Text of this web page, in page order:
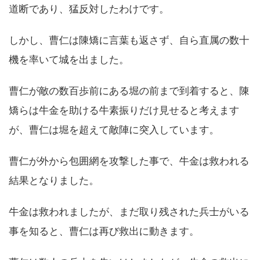
道断であり、猛反対したわけです。
しかし、曹仁は陳矯に言葉も返さず、自ら直属の数十
機を率いて城を出ました。
曹仁が敵の数百歩前にある堀の前まで到着すると、陳
矯らは牛金を助ける牛素振りだけ見せると考えます
が、曹仁は堀を超えて敵陣に突入しています。
曹仁が外から包囲網を攻撃した事で、牛金は救われる
結果となりました。
牛金は救われましたが、まだ取り残された兵士がいる
事を知ると、曹仁は再び救出に動きます。